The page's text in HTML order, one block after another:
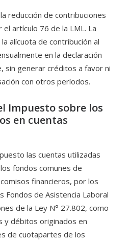
reducción de contribuciones
artículo 76 de la LML. La
alícuota de contribución al
en la declaración
sin generar créditos a favor ni
con otros períodos.
Impuesto sobre los
en cuentas
las cuentas utilizadas
fondos comunes de
financieros, por los
Fondos de Asistencia Laboral
de la Ley N° 27.802, como
y débitos originados en
de cuotapartes de los